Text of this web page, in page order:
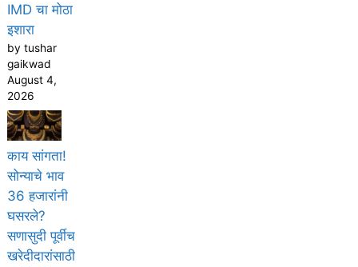
IMD चा मोठा
इशारा
by tushar
gaikwad
August 4,
2026
काय सांगता!
सोन्याचे भाव
36 हजारांनी
घसरले?
सणासुदी पूर्वीच
खरेदीदारांसाठी